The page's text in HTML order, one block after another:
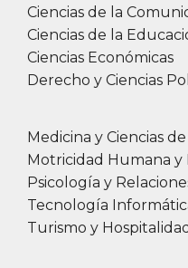
Ciencias de la
Ciencias de la
Ciencias Económicas
Derecho y Ciencias
Medicina y Ciencias
Motricidad Humana y
Psicología y
Tecnología
Turismo y Hospitalidad